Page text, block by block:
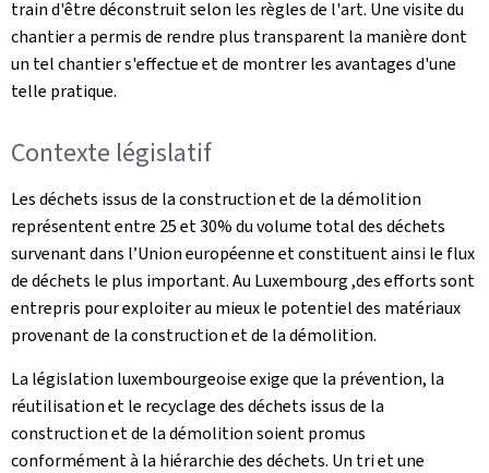
train d'être déconstruit selon les règles de l'art. Une visite du
chantier a permis de rendre plus transparent la manière dont
un tel chantier s'effectue et de montrer les avantages d'une
telle pratique.
Contexte législatif
Les déchets issus de la construction et de la démolition
représentent entre 25 et 30% du volume total des déchets
survenant dans l’Union européenne et constituent ainsi le flux
de déchets le plus important. Au Luxembourg ,des efforts sont
entrepris pour exploiter au mieux le potentiel des matériaux
provenant de la construction et de la démolition.
La législation luxembourgeoise exige que la prévention, la
réutilisation et le recyclage des déchets issus de la
construction et de la démolition soient promus
conformément à la hiérarchie des déchets. Un tri et une